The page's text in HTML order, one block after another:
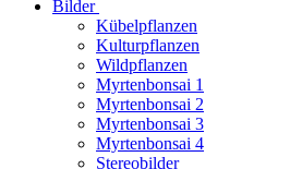
Bilder
Kübelpflanzen
Kulturpflanzen
Wildpflanzen
Myrtenbonsai 1
Myrtenbonsai 2
Myrtenbonsai 3
Myrtenbonsai 4
Stereobilder